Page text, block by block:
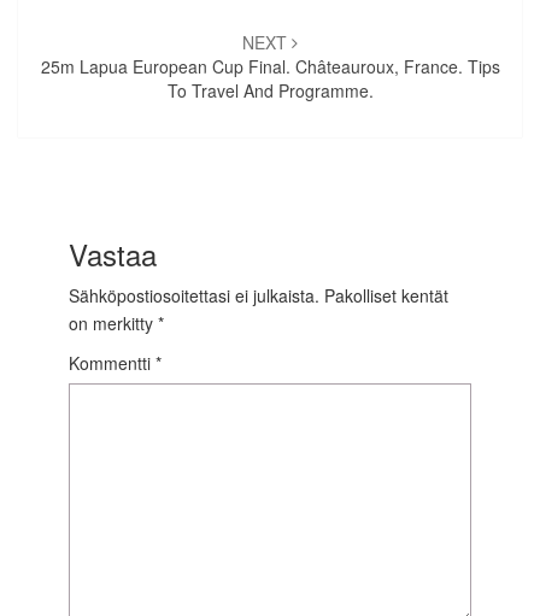
NEXT
25m Lapua European Cup Final. Châteauroux, France. Tips
To Travel And Programme.
Vastaa
Sähköpostiosoitettasi ei julkaista. Pakolliset kentät
on merkitty *
Kommentti *